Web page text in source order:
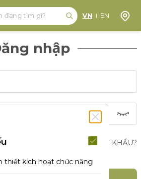
Tìm kiếm
Tìm kiếm
VN EN Định
nhập
BẠN QUÊN MẬT KHẨU?
thiết kích hoạt chức năng